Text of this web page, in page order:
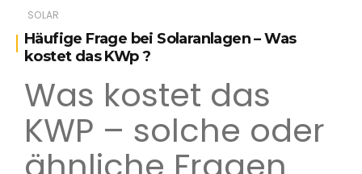
SOLAR
Häufige Frage bei Solaranlagen – Was
kostet das KWp ?
Was kostet das
KWP – solche oder